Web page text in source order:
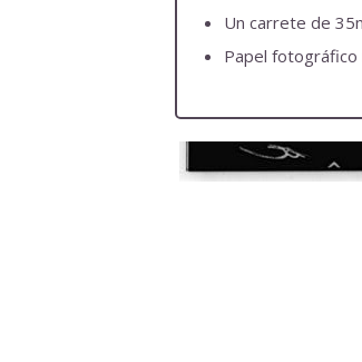
Un carrete de
Papel fotográfico